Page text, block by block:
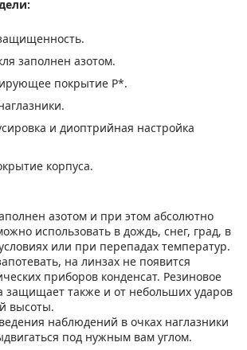
заполнен азотом.
покрытие P*.
и диоптрийная настройка
корпуса.
азотом и при этом абсолютно
использовать в дождь, снег, град, в
или при перепадах температур.
на линзах не появится
приборов конденсат. Резиновое
защищает также и от небольших ударов
высоты.
наблюдений в очках наглазники
под нужным вам углом.